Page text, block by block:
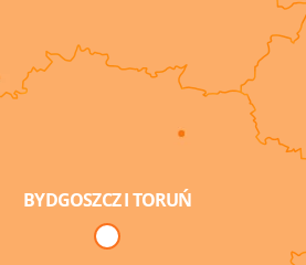
BYDGOSZCZ I TORUŃ